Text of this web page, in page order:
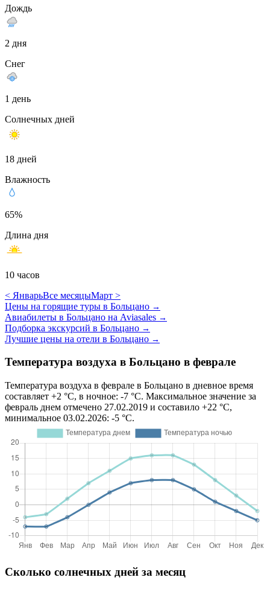
Дождь
2 дня
Снег
1 день
Солнечных дней
18 дней
Влажность
65%
Длина дня
10 часов
< ЯнварьВсе месяцыМарт >
Цены на горящие туры в Больцано →
Авиабилеты в Больцано на Aviasales →
Подборка экскурсий в Больцано →
Лучшие цены на отели в Больцано →
Температура воздуха в Больцано в феврале
Температура воздуха в феврале в Больцано в дневное время
составляет +2 °C, в ночное: -7 °C. Максимальное значение за
февраль днем отмечено 27.02.2019 и составило +22 °C,
минимальное 03.02.2026: -5 °C.
Сколько солнечных дней за месяц